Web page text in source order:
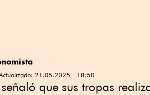
21.05.2025 - 18:50
que sus tropas